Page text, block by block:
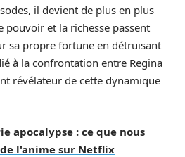
il devient de plus en plus
pouvoir et la richesse passent
sa propre fortune en détruisant
à la confrontation entre Regina
révélateur de cette dynamique
apocalypse : ce que nous
l'anime sur Netflix